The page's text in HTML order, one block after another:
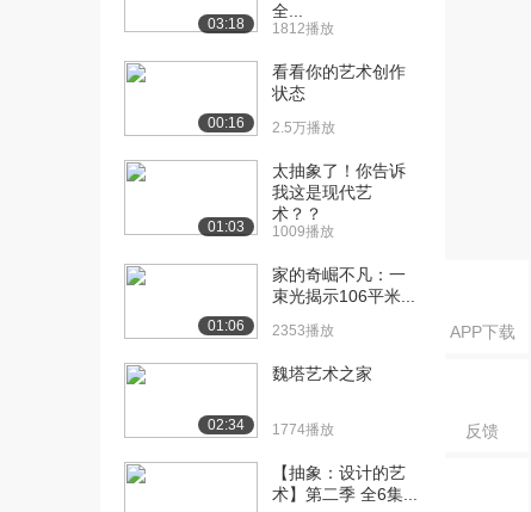
APP下载
反馈
和冲突（下...
思潮（上）
思潮（下）
[19] 2.2 纪录片与写实主义
（上）
[20] 2.2 纪录片与写实主义
（下）
2097播放
03:18
全...
1812播放
00:16
看看你的艺术创作
状态
2.5万播放
01:03
太抽象了！你告诉
我这是现代艺
术？？
1009播放
01:06
家的奇崛不凡：一
束光揭示106平米...
2353播放
02:34
魏塔艺术之家
1774播放
【抽象：设计的艺
术】第二季 全6集...